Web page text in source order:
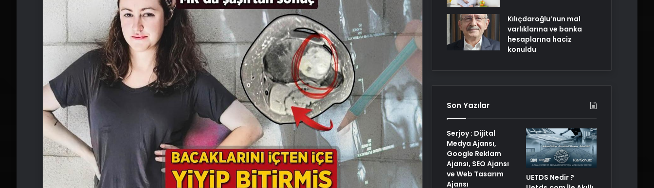
Kılıçdaroğlu’nun mal
varlıklarına ve banka
hesaplarına haciz
konuldu
Son Yazılar
Serjoy : Dijital
Medya Ajansı,
Google Reklam
Ajansı, SEO Ajansı
ve Web Tasarım
Ajansı
UETDS Nedir ?